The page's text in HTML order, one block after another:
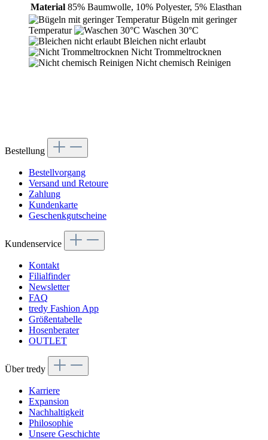
Material 85% Baumwolle, 10% Polyester, 5% Elasthan
Bügeln mit geringer
Temperatur
Waschen 30°C
Bleichen nicht erlaubt
Nicht Trommeltrocknen
Nicht chemisch Reinigen
Bestellung
Bestellvorgang
Versand und Retoure
Zahlung
Kundenkarte
Geschenkgutscheine
Kundenservice
Kontakt
Filialfinder
Newsletter
FAQ
tredy Fashion App
Größentabelle
Hosenberater
OUTLET
Über tredy
Karriere
Expansion
Nachhaltigkeit
Philosophie
Unsere Geschichte